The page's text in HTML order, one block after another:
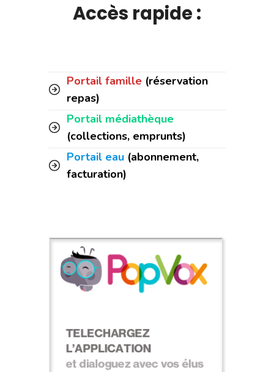
Accès rapide :
Portail famille (réservation
repas)
Portail médiathèque
(collections, emprunts)
Portail eau (abonnement,
facturation)